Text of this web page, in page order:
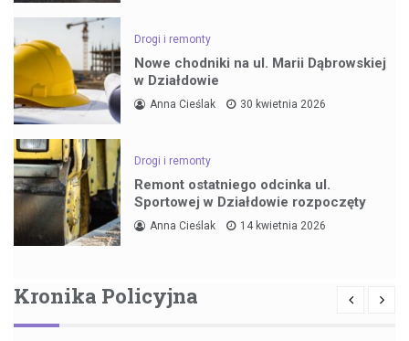
Drogi i remonty
Nowe chodniki na ul. Marii Dąbrowskiej
w Działdowie
Anna Cieślak 30 kwietnia 2026
Drogi i remonty
Remont ostatniego odcinka ul.
Sportowej w Działdowie rozpoczęty
Anna Cieślak 14 kwietnia 2026
Kronika Policyjna